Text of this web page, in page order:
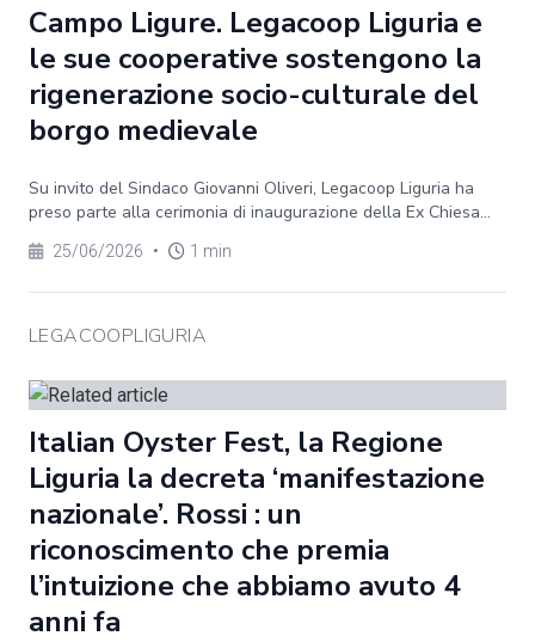
Campo Ligure. Legacoop Liguria e
le sue cooperative sostengono la
rigenerazione socio-culturale del
borgo medievale
Su invito del Sindaco Giovanni Oliveri, Legacoop Liguria ha
preso parte alla cerimonia di inaugurazione della Ex Chiesa...
25/06/2026 • 1 min
LEGACOOPLIGURIA
Italian Oyster Fest, la Regione
Liguria la decreta ‘manifestazione
nazionale’. Rossi : un
riconoscimento che premia
l’intuizione che abbiamo avuto 4
anni fa